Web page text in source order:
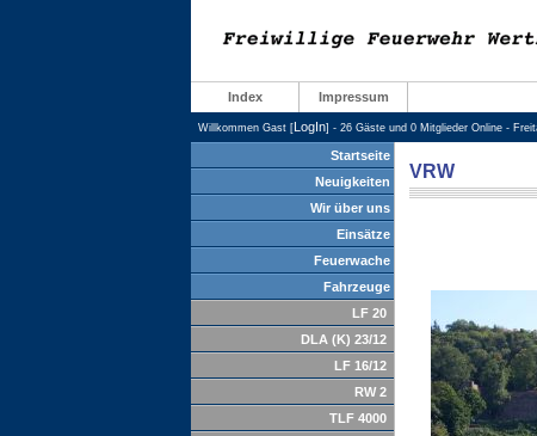
Index Impressum
Willkommen Gast [LogIn] - 26 Gäste und 0 Mitglieder Online -
Startseite
Neuigkeiten
Wir über uns
Einsätze
Feuerwache
Fahrzeuge
LF 20
DLA (K) 23/12
LF 16/12
RW 2
TLF 4000
VRW